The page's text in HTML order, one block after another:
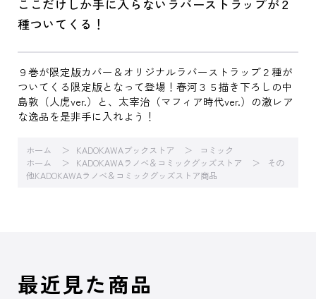
ここだけしか手に入らないラバーストラップが２
種ついてくる！
９巻が限定版カバー＆オリジナルラバーストラップ２種が
ついてくる限定版となって登場！春河３５描き下ろしの中
島敦（人虎ver.）と、太宰治（マフィア時代ver.）の激レア
な逸品を是非手に入れよう！
ホーム KADOKAWAブックストア
コミック
ホーム
KADOKAWAラノベ＆コミックグッズストア
その
他KADOKAWAラノベ＆コミックグッズストア商品
最近見た商品